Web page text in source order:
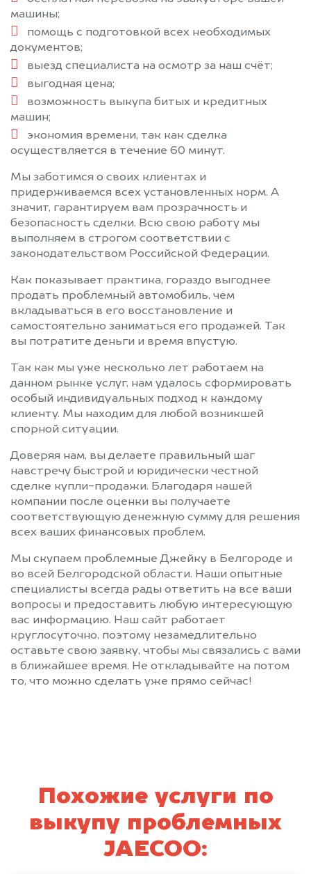
машины;
помощь с подготовкой всех необходимых
документов;
выезд специалиста на осмотр за наш счёт;
выгодная цена;
возможность выкупа битых и кредитных
машин;
экономия времени, так как сделка
осуществляется в течение 60 минут.
Мы заботимся о своих клиентах и
придерживаемся всех установленных норм. А
значит, гарантируем вам прозрачность и
безопасность сделки. Всю свою работу мы
выполняем в строгом соответствии с
законодательством Российской Федерации.
Как показывает практика, гораздо выгоднее
продать проблемный автомобиль, чем
вкладываться в его восстановление и
самостоятельно заниматься его продажей. Так
вы потратите деньги и время впустую.
Так как мы уже несколько лет работаем на
данном рынке услуг, нам удалось сформировать
особый индивидуальных подход к каждому
клиенту. Мы находим для любой возникшей
спорной ситуации.
Доверяя нам, вы делаете правильный шаг
навстречу быстрой и юридически честной
сделке купли-продажи. Благодаря нашей
компании после оценки вы получаете
соответствующую денежную сумму для решения
всех ваших финансовых проблем.
Мы скупаем проблемные Джейку в Белгороде и
во всей Белгородской области. Наши опытные
специалисты всегда рады ответить на все ваши
вопросы и предоставить любую интересующую
вас информацию. Наш сайт работает
круглосуточно, поэтому незамедлительно
оставьте свою заявку, чтобы мы связались с вами
в ближайшее время. Не откладывайте на потом
то, что можно сделать уже прямо сейчас!
Похожие услуги по
выкупу проблемных
JAECOO: